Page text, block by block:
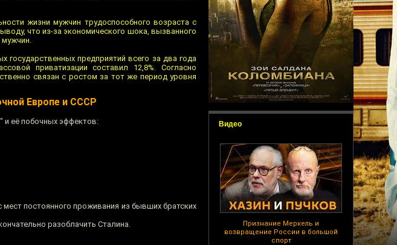
Видео
Признание Меркель и
возвращение России в большой
спорт
жизни мужчин трудоспособного возраста с
что из-за экономического шока, вызванного
мужчин.
государственных предприятий всего за два года
приватизации составил 12,8%. Согласно
связан с ростом за тот же период уровня
Европе и СССР
и её побочных эффектов:
постоянного проживания из бывших братских
разоблачить Сталина.